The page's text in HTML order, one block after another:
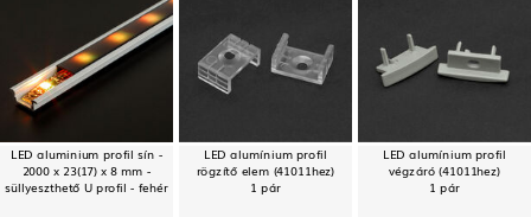
LED aluminium profil sín -
2000 x 23(17) x 8 mm -
süllyeszthető U profil - fehér
LED alumínium profil
rögzítő elem (41011hez)
1 pár
LED alumínium profil
végzáró (41011hez)
1 pár